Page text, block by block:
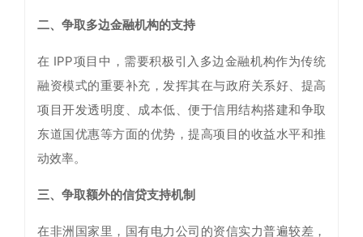
二、争取多边金融机构的支持
在 IPP项目中，需要积极引入多边金融机构作为传统
融资模式的重要补充，发挥其在与政府关系好、提高
项目开发透明度、成本低、便于信用结构搭建和争取
东道国优惠等方面的优势，提高项目的收益水平和推
动效率。
三、争取额外的信贷支持机制
在非洲国家里，国有电力公司的资信实力普遍较差，